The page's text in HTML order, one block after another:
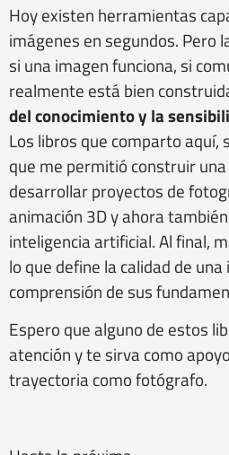
Hoy existen herramientas
imágenes en segundos. Pero
si una imagen funciona, si
realmente está bien
del conocimiento y la
Los libros que comparto aquí,
que me permitió construir
desarrollar proyectos de
animación 3D y ahora
inteligencia artificial. Al final,
lo que define la calidad de
comprensión de sus
Espero que alguno de estos
atención y te sirva como
trayectoria como fotógrafo.